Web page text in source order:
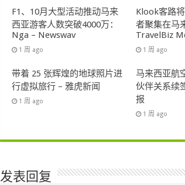
F1、10月大型活动推动马来
西亚游客人数突破4000万：
Nga – Newswav
1 周 ago
Klook客路
者聚集在马
TravelBiz
1 周 ago
带着 25 张辉煌的地球照片进
行虚拟旅行 – 雅虎新闻
1 周 ago
马来西亚航
伙伴关系续
报
1 周 ago
发表回复